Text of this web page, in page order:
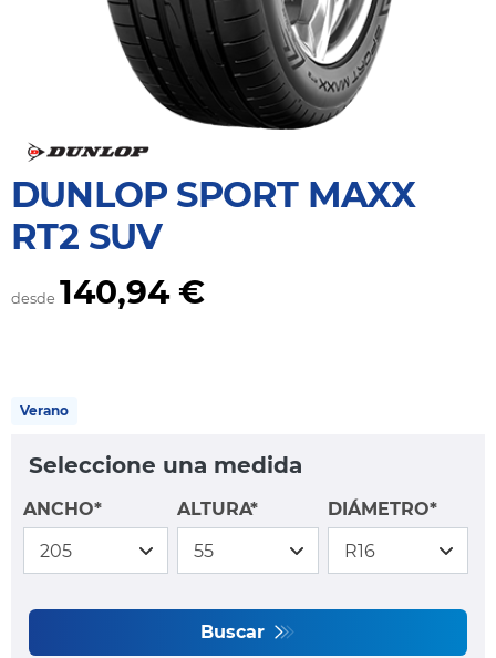
DUNLOP SPORT MAXX
RT2 SUV
desde 140,94 €
Verano
Seleccione una medida
ANCHO* ALTURA* DIÁMETRO*
Buscar